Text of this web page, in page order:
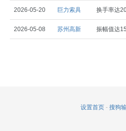
2026-05-20 巨力索具 换手率达
2026-05-08 苏州高新 振幅值达
设置首页 - 搜狗